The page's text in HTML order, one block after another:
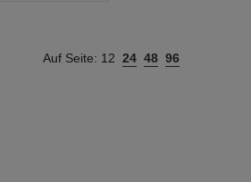
Auf Seite: 12 24 48 96